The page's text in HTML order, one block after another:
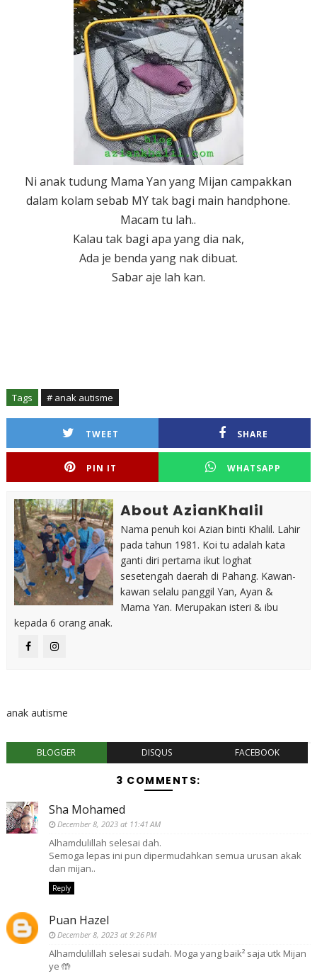
Ni anak tudung Mama Yan yang Mijan campakkan
dalam kolam sebab MY tak bagi main handphone.
Macam tu lah..
Kalau tak bagi apa yang dia nak,
Ada je benda yang nak dibuat.
Sabar aje lah kan.
Tags # anak autisme
TWEET SHARE
PIN IT WHATSAPP
About AzianKhalil
Nama penuh koi Azian binti Khalil. Lahir
pada tahun 1981. Koi tu adalah kata
ganti diri pertama ikut loghat
sesetengah daerah di Pahang. Kawan-
kawan selalu panggil Yan, Ayan &
Mama Yan. Merupakan isteri & ibu
kepada 6 orang anak.
anak autisme
BLOGGER DISQUS FACEBOOK
3 COMMENTS:
Sha Mohamed
December 8, 2023 at 11:41 AM
Alhamdulillah selesai dah.
Semoga lepas ini pun dipermudahkan semua urusan akak
dan mijan..
Reply
Puan Hazel
December 8, 2023 at 9:26 PM
Alhamdulillah selesai sudah. Moga yang baik² saja utk Mijan
ye 🤲